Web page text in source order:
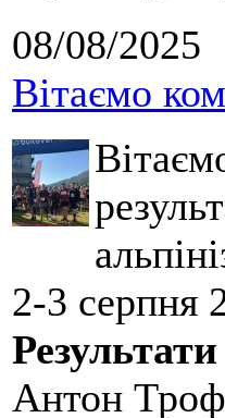
08/08/2025
Вітаємо
2-3 серпня
Антон